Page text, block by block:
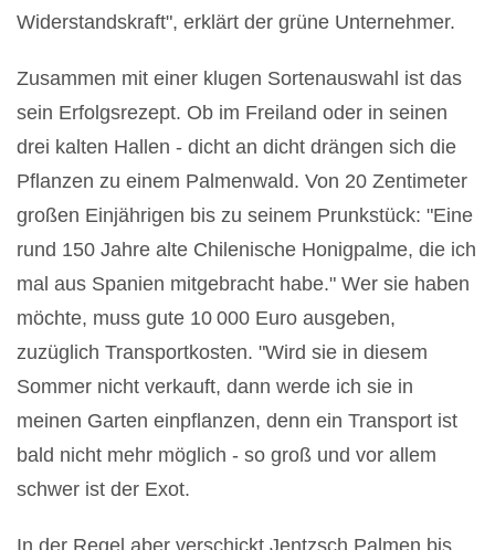
Widerstandskraft", erklärt der grüne Unternehmer.
Zusammen mit einer klugen Sortenauswahl ist das
sein Erfolgsrezept. Ob im Freiland oder in seinen
drei kalten Hallen - dicht an dicht drängen sich die
Pflanzen zu einem Palmenwald. Von 20 Zentimeter
großen Einjährigen bis zu seinem Prunkstück: "Eine
rund 150 Jahre alte Chilenische Honigpalme, die ich
mal aus Spanien mitgebracht habe." Wer sie haben
möchte, muss gute 10 000 Euro ausgeben,
zuzüglich Transportkosten. "Wird sie in diesem
Sommer nicht verkauft, dann werde ich sie in
meinen Garten einpflanzen, denn ein Transport ist
bald nicht mehr möglich - so groß und vor allem
schwer ist der Exot.
In der Regel aber verschickt Jentzsch Palmen bis